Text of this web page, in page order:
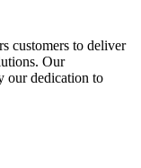
customers to deliver
Our
our dedication to